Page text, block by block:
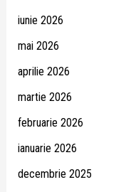
iunie 2026
mai 2026
aprilie 2026
martie 2026
februarie 2026
ianuarie 2026
decembrie 2025